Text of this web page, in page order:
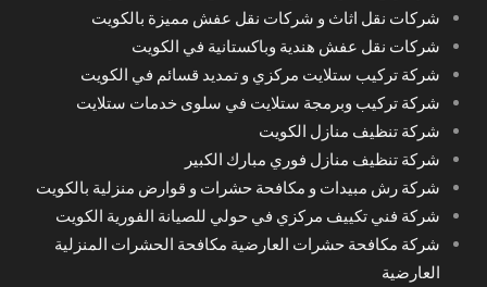
شركات نقل اثاث و شركات نقل عفش مميزة بالكويت
شركات نقل عفش هندية وباكستانية في الكويت
شركة تركيب ستلايت مركزي و تمديد قسائم في الكويت
شركة تركيب وبرمجة ستلايت في سلوى خدمات ستلايت
شركة تنظيف منازل الكويت
شركة تنظيف منازل فوري مبارك الكبير
شركة رش مبيدات و مكافحة حشرات و قوارض منزلية بالكويت
شركة فني تكييف مركزي في حولي للصيانة الفورية الكويت
شركة مكافحة حشرات العارضية مكافحة الحشرات المنزلية
العارضية